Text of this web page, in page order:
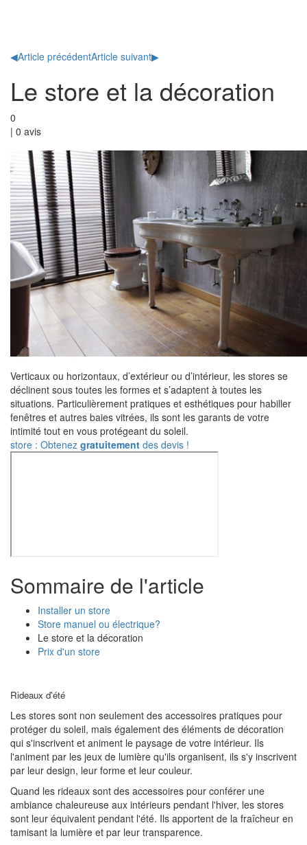
◀Article précédentArticle suivant▶
Le store et la décoration
0
| 0 avis
Verticaux ou horizontaux, d’extérieur ou d’intérieur, les stores se
déclinent sous toutes les formes et s’adaptent à toutes les
situations. Particulièrement pratiques et esthétiques pour habiller
fenêtres et autres baies vitrées, ils sont les garants de votre
intimité tout en vous protégeant du soleil.
store : Obtenez gratuitement des devis !
Sommaire de l'article
Installer un store
Store manuel ou électrique?
Le store et la décoration
Prix d'un store
Rideaux d'été
Les stores sont non seulement des accessoires pratiques pour
protéger du soleil, mais également des éléments de décoration
qui s'inscrivent et animent le paysage de votre intérieur. Ils
l'animent par les jeux de lumière qu'ils organisent, ils s'y inscrivent
par leur design, leur forme et leur couleur.
Quand les rideaux sont des accessoires pour conférer une
ambiance chaleureuse aux intérieurs pendant l'hiver, les stores
sont leur équivalent pendant l'été. Ils apportent de la fraîcheur en
tamisant la lumière et par leur transparence.